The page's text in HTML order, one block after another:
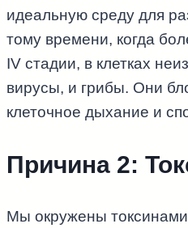
идеальную среду для
тому времени, когда
IV стадии, в клетках
вирусы, и грибы. Они
клеточное дыхание и
Причина 2:
Мы окружены токсинами